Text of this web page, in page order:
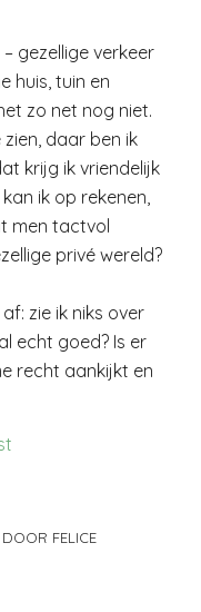
gezellige verkeer
huis, tuin en
zo net nog niet.
daar ben ik
krijg ik vriendelijk
ik op rekenen,
men tactvol
privé wereld?
zie ik niks over
echt goed? Is er
recht aankijkt en
DOOR FELICE